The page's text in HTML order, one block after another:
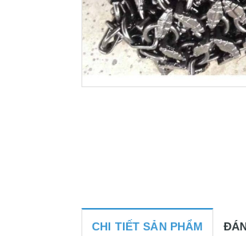
CHI TIẾT SẢN PHẨM